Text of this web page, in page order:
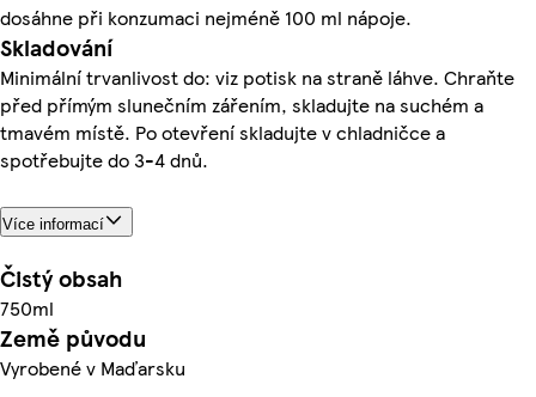
dosáhne při konzumaci nejméně 100 ml nápoje.
Skladování
Minimální trvanlivost do: viz potisk na straně láhve. Chraňte
před přímým slunečním zářením, skladujte na suchém a
tmavém místě. Po otevření skladujte v chladničce a
spotřebujte do 3-4 dnů.
Více informací
Čistý obsah
750ml
Země původu
Vyrobené v Maďarsku